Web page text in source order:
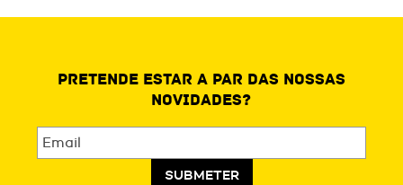
PRETENDE ESTAR A PAR DAS NOSSAS
NOVIDADES?
SUBMETER